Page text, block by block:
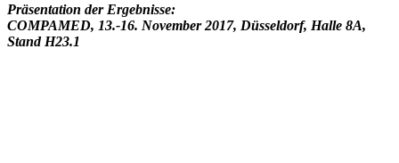
Präsentation der Ergebnisse:
COMPAMED, 13.-16. November 2017, Düsseldorf, Halle 8A,
Stand H23.1